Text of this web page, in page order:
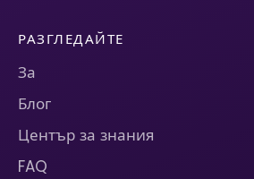
РАЗГЛЕДАЙТЕ
За
Блог
Център за знания
FAQ